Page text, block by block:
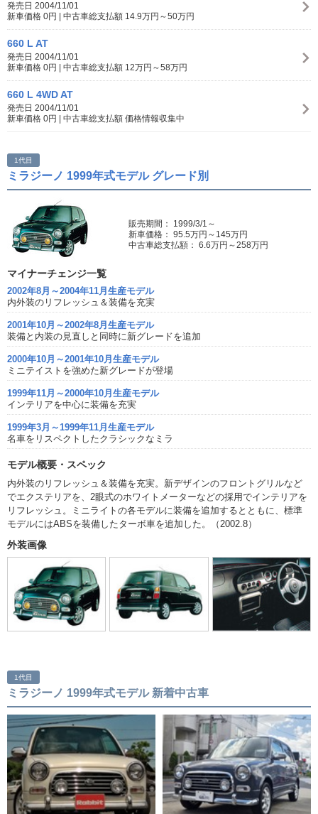
発売日 2004/11/01
新車価格 0円 | 中古車総支払額 14.9万円～50万円
660 L AT
発売日 2004/11/01
新車価格 0円 | 中古車総支払額 12万円～58万円
660 L 4WD AT
発売日 2004/11/01
新車価格 0円 | 中古車総支払額 価格情報収集中
1代目
ミラジーノ 1999年式モデル グレード別
販売期間： 1999/3/1～
新車価格： 95.5万円～145万円
中古車総支払額： 6.6万円～258万円
マイナーチェンジ一覧
2002年8月～2004年11月生産モデル
内外装のリフレッシュ＆装備を充実
2001年10月～2002年8月生産モデル
装備と内装の見直しと同時に新グレードを追加
2000年10月～2001年10月生産モデル
ミニテイストを強めた新グレードが登場
1999年11月～2000年10月生産モデル
インテリアを中心に装備を充実
1999年3月～1999年11月生産モデル
名車をリスペクトしたクラシックなミラ
モデル概要・スペック
内外装のリフレッシュ＆装備を充実。新デザインのフロントグリルなど
でエクステリアを、2眼式のホワイトメーターなどの採用でインテリアを
リフレッシュ。ミニライトの各モデルに装備を追加するとともに、標準
モデルにはABSを装備したターボ車を追加した。（2002.8）
外装画像
1代目
ミラジーノ 1999年式モデル 新着中古車